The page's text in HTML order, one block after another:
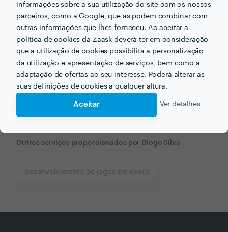
informações sobre a sua utilização do site com os nossos
parceiros, como a Google, que as podem combinar com
outras informações que lhes forneceu. Ao aceitar a
política de cookies da Zaask deverá ter em consideração
que a utilização de cookies possibilita a personalização
da utilização e apresentação de serviços, bem como a
adaptação de ofertas ao seu interesse. Poderá alterar as
suas definições de cookies a qualquer altura.
Aceitar Ver detalhes
Receba várias propostas de profissionais como
Diogo Silva
em poucas horas.
Outros serviços proporcionados por Diogo Silva
Desenvolvimento de jogos em evora